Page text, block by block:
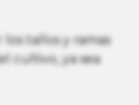
los tallos y ramas
cultivo, ya sea